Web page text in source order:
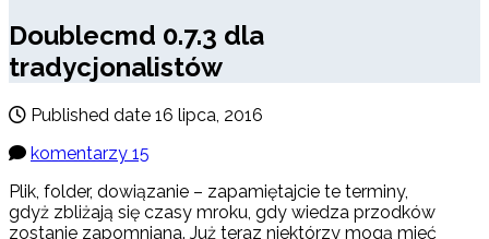
Doublecmd 0.7.3 dla
tradycjonalistów
Published date 16 lipca, 2016
komentarzy 15
Plik, folder, dowiązanie – zapamiętajcie te terminy,
gdyż zbliżają się czasy mroku, gdy wiedza przodków
zostanie zapomniana. Już teraz niektórzy mogą mieć